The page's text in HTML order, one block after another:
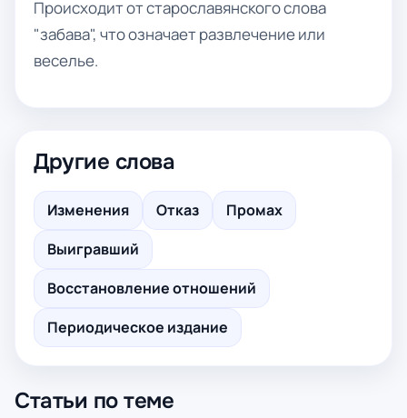
Происходит от старославянского слова
"забава", что означает развлечение или
веселье.
Другие слова
Изменения Отказ
Промах
Выигравший
Восстановление отношений
Периодическое издание
Статьи по теме